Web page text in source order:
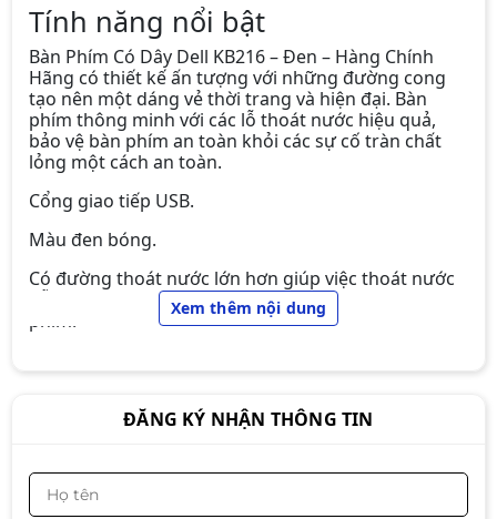
Tính năng nổi bật
Bàn Phím Có Dây Dell KB216 – Đen – Hàng Chính
Hãng có thiết kế ấn tượng với những đường cong
tạo nên một dáng vẻ thời trang và hiện đại. Bàn
phím thông minh với các lỗ thoát nước hiệu quả,
bảo vệ bàn phím an toàn khỏi các sự cố tràn chất
lỏng một cách an toàn.
Cổng giao tiếp USB.
Màu đen bóng.
Có đường thoát nước lớn hơn giúp việc thoát nước
dễ dàng nhanh chóng, không đọng nước trên bàn
phím.
tránh trượt trong quá trình sử dụng.
Titl không gây tiếng ồn khi sử dụng.
Xem thêm nội dung
ĐĂNG KÝ NHẬN THÔNG TIN
BÀN PHÍM NEWMEN E007
Bàn phím chơi game cơ EDRA